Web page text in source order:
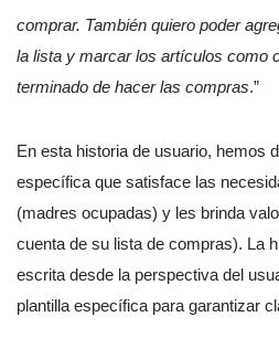
comprar. También quiero poder
la lista y marcar los artículos como
terminado de hacer las compras.”
En esta historia de usuario, hemos
específica que satisface las
(madres ocupadas) y les brinda
cuenta de su lista de compras). La
escrita desde la perspectiva del
plantilla específica para garantizar